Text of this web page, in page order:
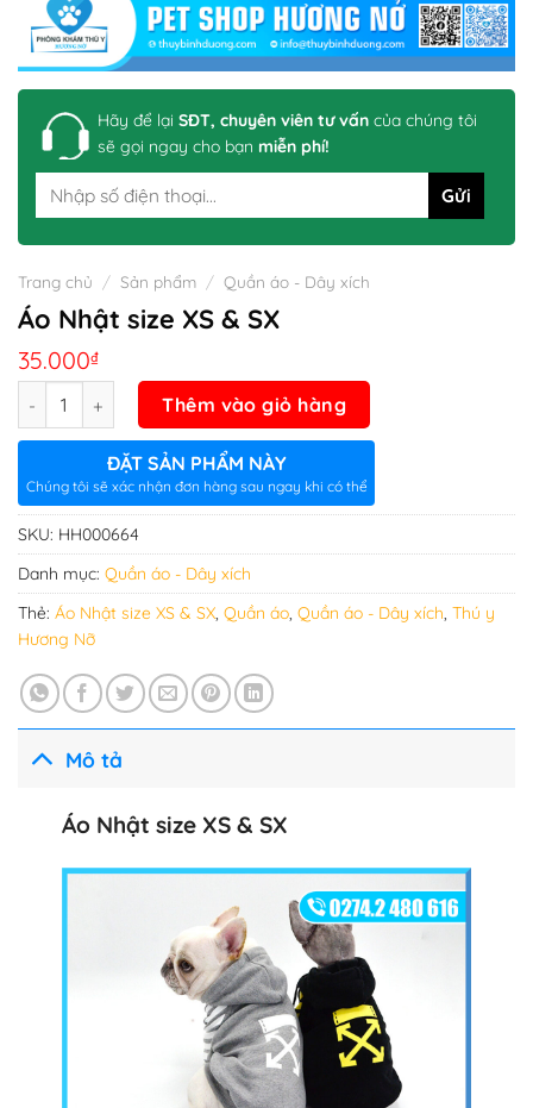
Hãy để lại SĐT, chuyên viên tư vấn của chúng tôi
sẽ gọi ngay cho bạn miễn phí!
Trang chủ / Sản phẩm / Quần áo - Dây xích
Áo Nhật size XS & SX
35.000₫
Thêm vào giỏ hàng
ĐẶT SẢN PHẨM NÀY
Chúng tôi sẽ xác nhận đơn hàng sau ngay khi có thể
SKU: HH000664
Danh mục: Quần áo - Dây xích
Thẻ: Áo Nhật size XS & SX, Quần áo, Quần áo - Dây xích, Thú y
Hương Nỡ
Mô tả
Áo Nhật size XS & SX